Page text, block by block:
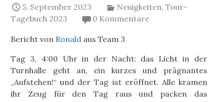
5. September 2023 Neuigkeiten,Tour-
Tagebuch 2023
0 Kommentare
Bericht von Ronald aus Team 3
Tag 3, 4:00 Uhr in der Nacht: das Licht in der
Turnhalle geht an, ein kurzes und prägnantes
„Aufstehen!“ und der Tag ist eröffnet. Alle kramen
ihr Zeug für den Tag raus und packen das